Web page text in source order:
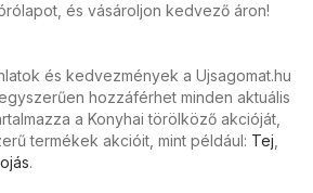
és vásároljon kedvező áron!
és kedvezmények a Ujsagomat.hu
hozzáférhet minden aktuális
a Konyhai törölköző akcióját,
termékek akcióit, mint például: Tej
.